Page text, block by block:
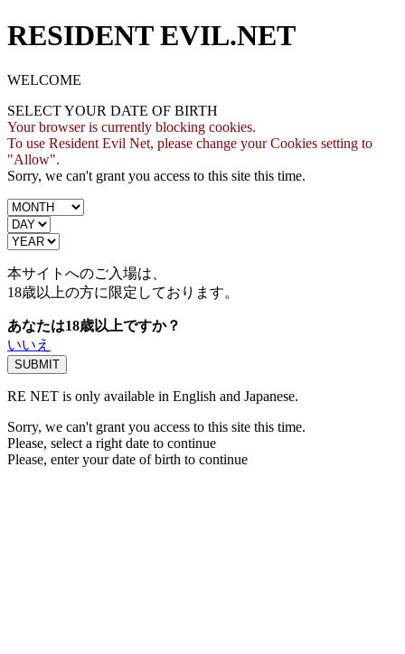
RESIDENT EVIL.NET
WELCOME
SELECT YOUR DATE OF BIRTH
Your browser is currently blocking cookies.
To use Resident Evil Net, please change your Cookies setting to
"Allow".
Sorry, we can't grant you access to this site this time.
本サイトへのご入場は、
18歳以上の方に限定しております。
あなたは18歳以上ですか？
いいえ
RE NET is only available in English and Japanese.
Sorry, we can't grant you access to this site this time.
Please, select a right date to continue
Please, enter your date of birth to continue